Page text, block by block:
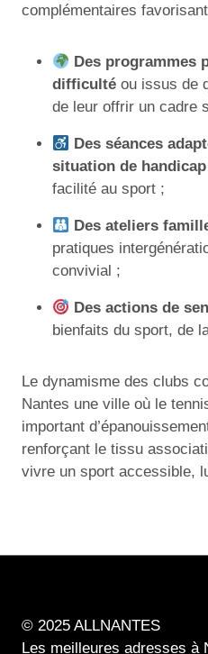
complémentaires
Des programmes
difficulté ou issus de
de leur offrir un cadre
Des séances
situation de handicap
facilité au sport ;
Des ateliers
pratiques
convivial ;
Des actions de
bienfaits du sport, de
Le dynamisme des clubs
Nantes une ville où le
important
renforçant le tissu
vivre un sport accessible,
© 2025 ALLNANTES
Les meilleures adresses à